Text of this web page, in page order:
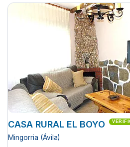
CASA RURAL EL BOYO
Mingorria (Ávila)